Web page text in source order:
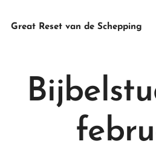
Great Reset van de Schepping